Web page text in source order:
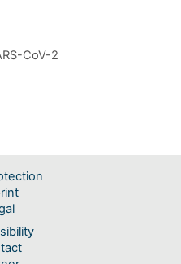
CoV-2